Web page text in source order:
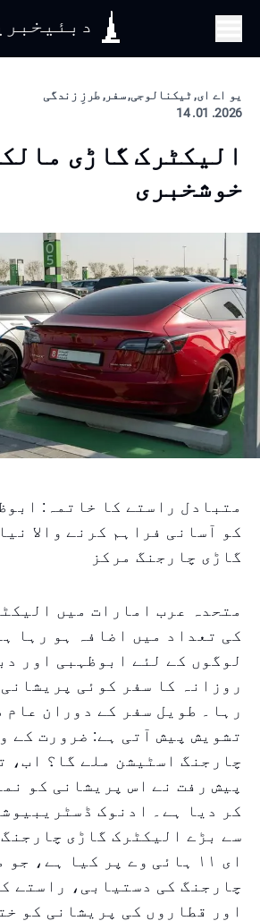
یو اے ای, ٹیکنالوجی, سفر, طرزِ زندگی
2026. 01. 14
الیکٹرک گاڑی
خوشخبری
متبادل راستے کا خاتمہ:
کو آسانی فراہم کرنے والا
گاڑی چارجنگ مرکز
متحدہ عرب امارات میں
کی تعداد میں اضافہ ہو رہا
لوگوں کے لئے ابوظہبی اور
روزانہ کا سفر کوئی
رہا۔ طویل سفر کے دوران عام
تشویش پیش آتی ہے: ضرورت کے
چارجنگ اسٹیشن ملے گا؟ اب،
پیش رفت نے اس پریشانی کو
کر دیا ہے۔ ادنوک
سے بڑے الیکٹرک گاڑی
ای ۱۱ ہائی وے پر کیا ہے،
چارجنگ کی دستیابی، راستے
اور قطاروں کی پریشانی کو